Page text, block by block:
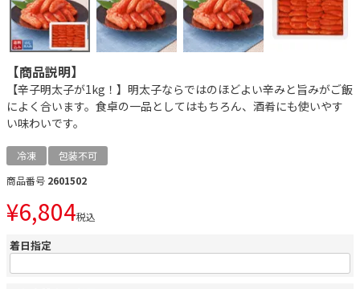
【商品説明】
【辛子明太子が1kg！】明太子ならではのほどよい辛みと旨みがご飯
によく合います。食卓の一品としてはもちろん、酒肴にも使いやす
い味わいです。
冷凍
包装不可
商品番号 2601502
¥6,804税込
着日指定